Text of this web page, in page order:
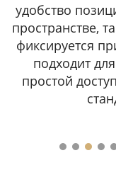
удобство
пространстве,
фиксируется
подходит
простой